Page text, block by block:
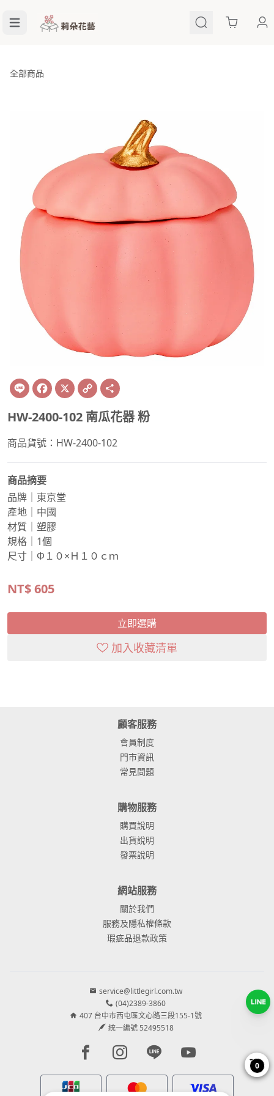
Cart
全部商品
Line Facebook
X Copy
Link
HW-2400-102 南瓜花器 粉
商品貨號：HW-2400-102
商品摘要
品牌｜東京堂
產地｜中國
材質｜塑膠
規格｜1個
尺寸｜Φ１０×Ｈ１０ｃｍ
NT$605
立即選購
加入收藏清單
顧客服務
會員制度
門市資訊
常見問題
購物服務
購買說明
出貨說明
發票說明
網站服務
關於我們
服務及隱私權條款
瑕疵品退款政策
service@littlegirl.com.tw
(04)2389-3860
407 台中市西屯區文心路三段155-1號
統一編號 52495518
Facebook page
Instagram page
Line pageYoutube page
0